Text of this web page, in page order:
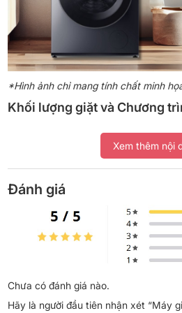
*Hình ảnh chỉ mang tính chất minh
Khối lượng giặt và Chương
– Với khối lượng giặt 9.5 kg, máy phù
7 thành viên hoặc nhu cầu giặt nhiều
cotton, đồ len, đồ hỗn hợp, giặt tiết
nhớ chương trình yêu thích giúp tiết
hàng ngày.
Xem thêm nội
Đánh giá
Chưa có đánh giá nào.
Hãy là người đầu tiên nhận xét “Máy